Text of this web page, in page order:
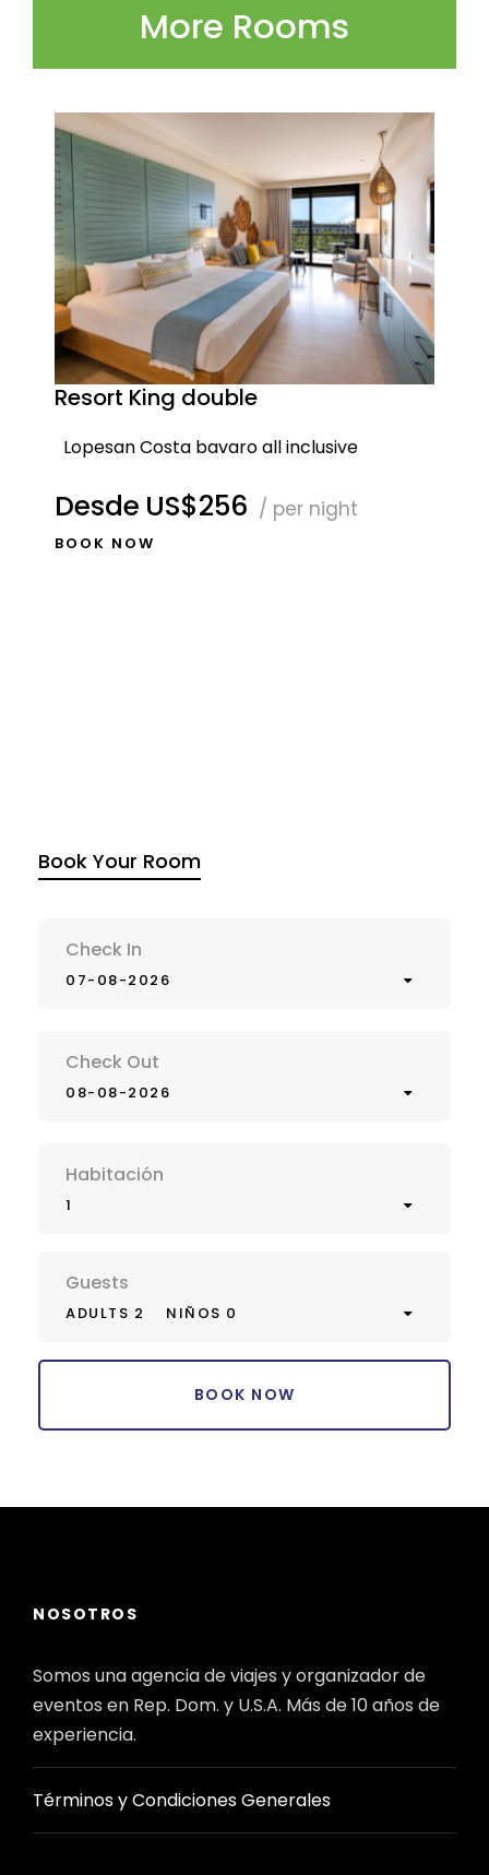
More Rooms
Resort King double
Lopesan Costa bavaro all inclusive
BOOK NOW
Desde US$256 / per night
Book Your Room
Check In
07-08-2026
Check Out
08-08-2026
Habitación
1
Guests
ADULTS 2 NIÑOS 0
NOSOTROS
Somos una agencia de viajes y organizador de
eventos en Rep. Dom. y U.S.A. Más de 10 años de
experiencia.
Términos y Condiciones Generales